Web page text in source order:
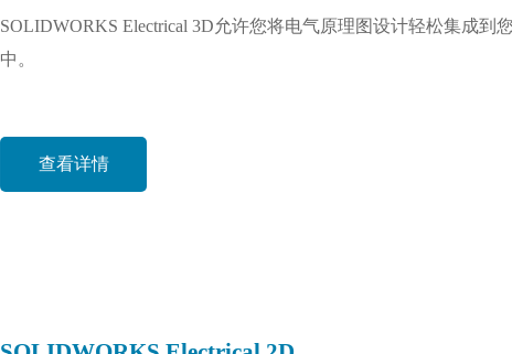
SOLIDWORKS Electrical 3D允许您将电气原理图设计轻松集成到
中。
查看详情